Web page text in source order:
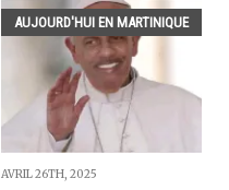
AUJOURD'HUI EN MARTINIQUE
AVRIL 26TH, 2025